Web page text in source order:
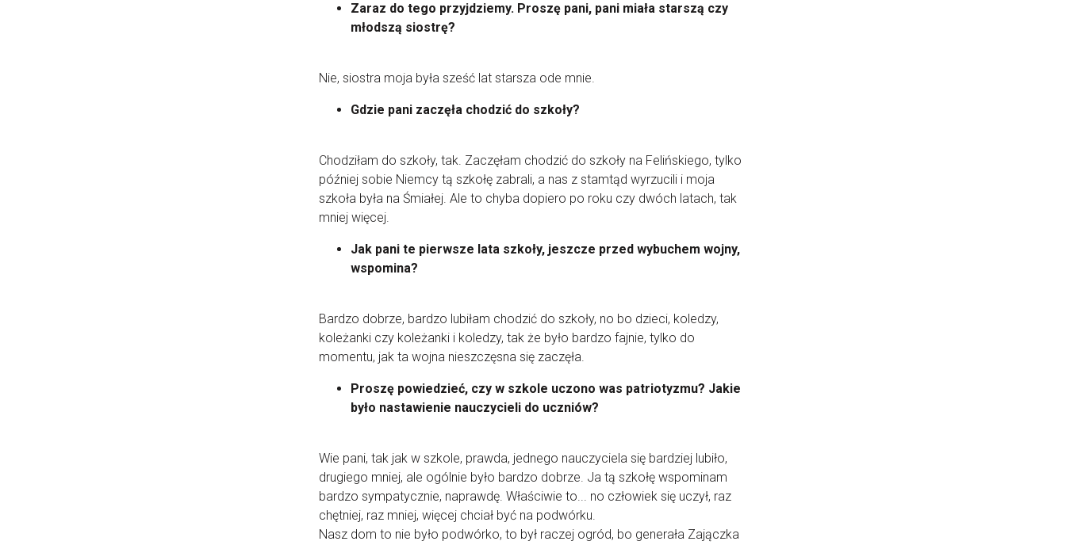
Zaraz do tego przyjdziemy. Proszę pani, pani miała starszą czy
młodszą siostrę?
Nie, siostra moja była sześć lat starsza ode mnie.
Gdzie pani zaczęła chodzić do szkoły?
Chodziłam do szkoły, tak. Zaczęłam chodzić do szkoły na Felińskiego, tylko
później sobie Niemcy tą szkołę zabrali, a nas z stamtąd wyrzucili i moja
szkoła była na Śmiałej. Ale to chyba dopiero po roku czy dwóch latach, tak
mniej więcej.
Jak pani te pierwsze lata szkoły, jeszcze przed wybuchem wojny,
wspomina?
Bardzo dobrze, bardzo lubiłam chodzić do szkoły, no bo dzieci, koledzy,
koleżanki czy koleżanki i koledzy, tak że było bardzo fajnie, tylko do
momentu, jak ta wojna nieszczęsna się zaczęła.
Proszę powiedzieć, czy w szkole uczono was patriotyzmu? Jakie
było nastawienie nauczycieli do uczniów?
Wie pani, tak jak w szkole, prawda, jednego nauczyciela się bardziej lubiło,
drugiego mniej, ale ogólnie było bardzo dobrze. Ja tą szkołę wspominam
bardzo sympatycznie, naprawdę. Właściwie to... no człowiek się uczył, raz
chętniej, raz mniej, więcej chciał być na podwórku.
Nasz dom to nie było podwórko, to był raczej ogród, bo generała Zajączka